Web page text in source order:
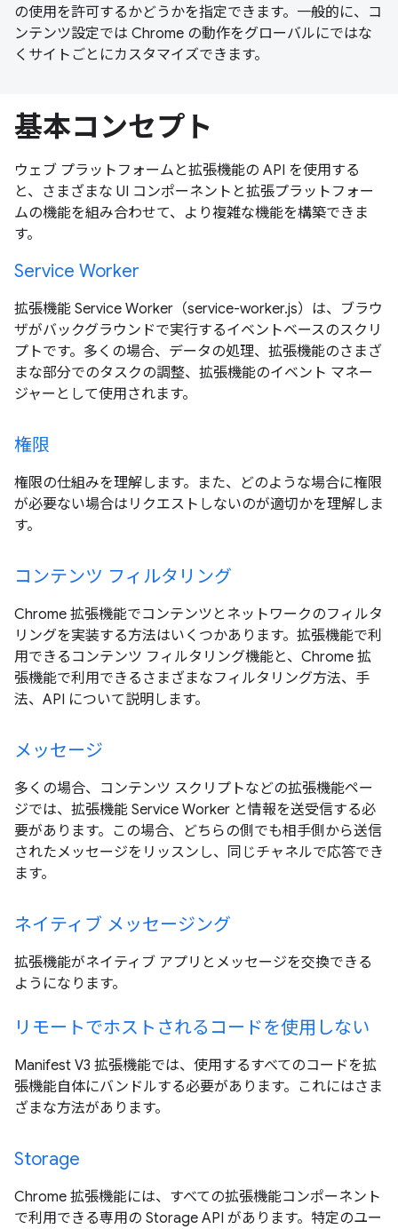
の使用を許可するかどうかを指定できます。一般的に、コ
ンテンツ設定では Chrome の動作をグローバルにではな
くサイトごとにカスタマイズできます。
基本コンセプト
ウェブ プラットフォームと拡張機能の API を使用する
と、さまざまな UI コンポーネントと拡張プラットフォー
ムの機能を組み合わせて、より複雑な機能を構築できま
す。
Service Worker
拡張機能 Service Worker（service-worker.js）は、ブラウ
ザがバックグラウンドで実行するイベントベースのスクリ
プトです。多くの場合、データの処理、拡張機能のさまざ
まな部分でのタスクの調整、拡張機能のイベント マネー
ジャーとして使用されます。
権限
権限の仕組みを理解します。また、どのような場合に権限
が必要ない場合はリクエストしないのが適切かを理解しま
す。
コンテンツ フィルタリング
Chrome 拡張機能でコンテンツとネットワークのフィルタ
リングを実装する方法はいくつかあります。拡張機能で利
用できるコンテンツ フィルタリング機能と、Chrome 拡
張機能で利用できるさまざまなフィルタリング方法、手
法、API について説明します。
メッセージ
多くの場合、コンテンツ スクリプトなどの拡張機能ペー
ジでは、拡張機能 Service Worker と情報を送受信する必
要があります。この場合、どちらの側でも相手側から送信
されたメッセージをリッスンし、同じチャネルで応答でき
ます。
ネイティブ メッセージング
拡張機能がネイティブ アプリとメッセージを交換できる
ようになります。
リモートでホストされるコードを使用しない
Manifest V3 拡張機能では、使用するすべてのコードを拡
張機能自体にバンドルする必要があります。これにはさま
ざまな方法があります。
Storage
Chrome 拡張機能には、すべての拡張機能コンポーネント
で利用できる専用の Storage API があります。特定のユー